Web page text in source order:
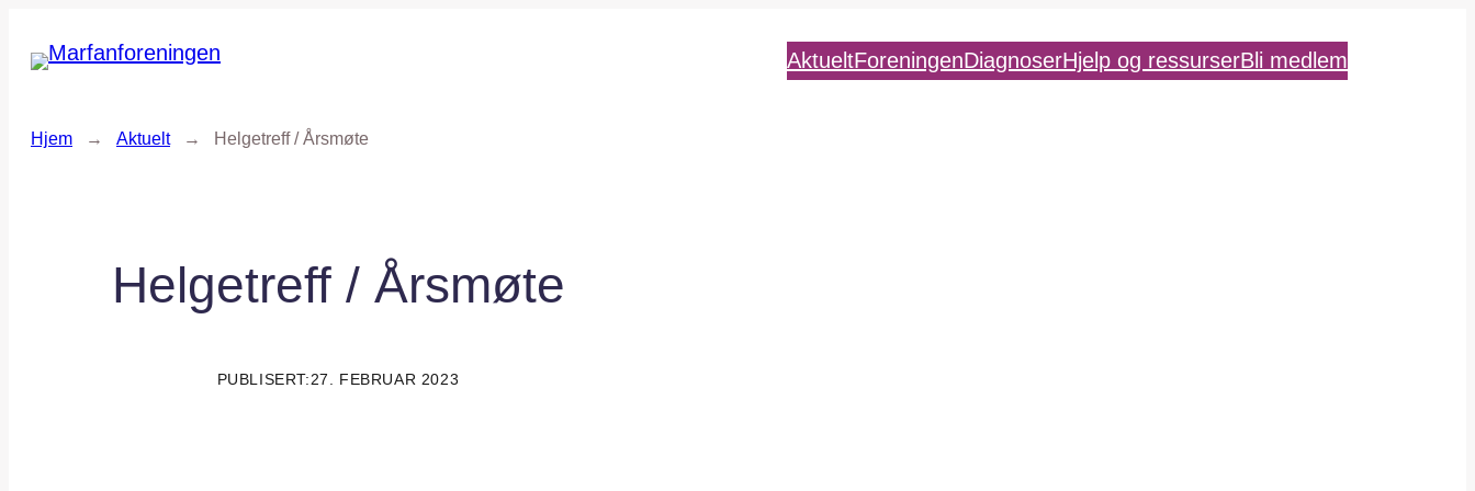
AktueltForeningenDiagnoserHjelp og ressurserBli medlem
Hjem → Aktuelt→ Helgetreff / Årsmøte
Helgetreff / Årsmøte
PUBLISERT:27. FEBRUAR 2023